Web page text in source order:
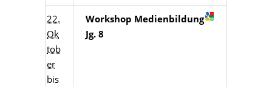
22.
Ok
tob
er
bis
Workshop Medienbildung
Jg. 8